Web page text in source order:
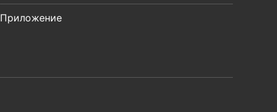
Приложение